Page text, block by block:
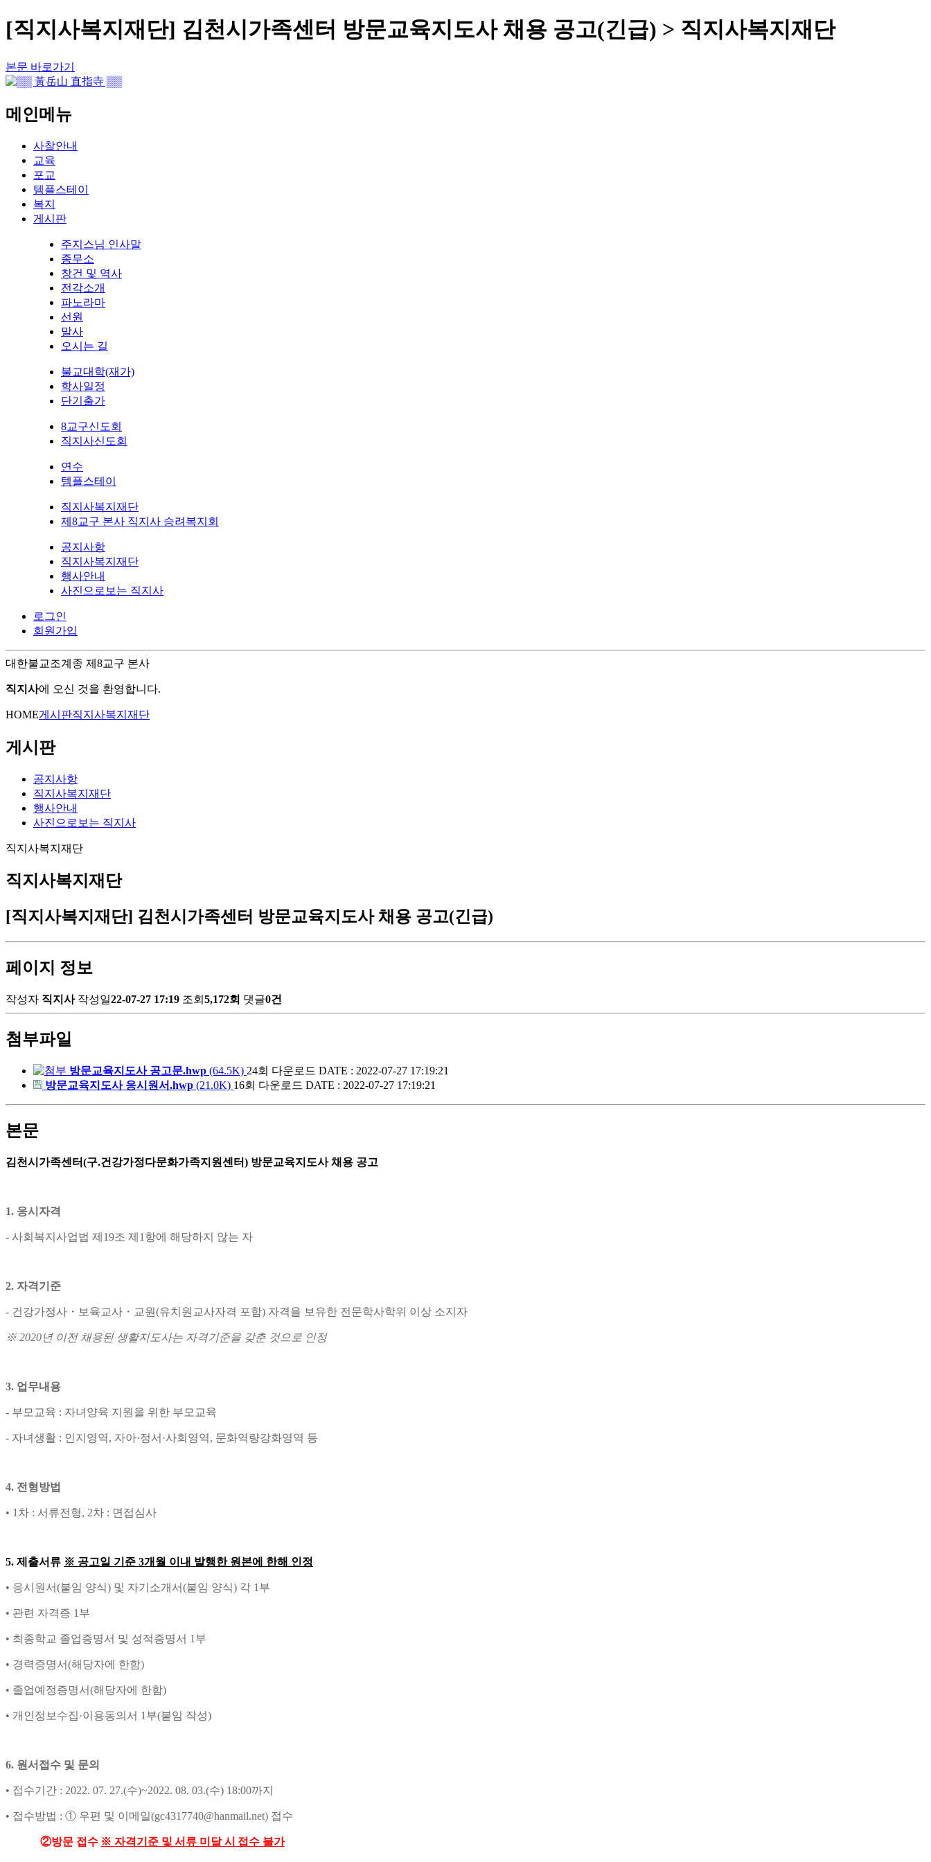
[직지사복지재단] 김천시가족센터 방문교육지도사 채용 공고(긴급) > 직지사복지재단
본문 바로가기
메인메뉴
사찰안내
교육
포교
템플스테이
복지
게시판
주지스님 인사말
종무소
창건 및 역사
전각소개
파노라마
선원
말사
오시는 길
불교대학(재가)
학사일정
단기출가
8교구신도회
직지사신도회
연수
템플스테이
직지사복지재단
제8교구 본사 직지사 승려복지회
공지사항
직지사복지재단
행사안내
사진으로보는 직지사
로그인
회원가입
대한불교조계종 제8교구 본사
직지사에 오신 것을 환영합니다.
HOME게시판직지사복지재단
게시판
공지사항
직지사복지재단
행사안내
사진으로보는 직지사
직지사복지재단
직지사복지재단
[직지사복지재단] 김천시가족센터 방문교육지도사 채용 공고(긴급)
페이지 정보
작성자 직지사 작성일22-07-27 17:19 조회 5,172회 댓글0건
첨부파일
방문교육지도사 공고문.hwp (64.5K) 24회 다운로드 DATE : 2022-07-27 17:19:21
방문교육지도사 응시원서.hwp (21.0K) 16회 다운로드 DATE : 2022-07-27 17:19:21
본문
김천시가족센터(구.건강가정다문화가족지원센터) 방문교육지도사 채용 공고
1. 응시자격
- 사회복지사업법 제 19조 제 1 항에 해당하지 않는 자
2. 자격기준
- 건강가정사 ・ 보육교사 ・ 교원(유치원교사자격 포함) 자격을 보유한 전문학사학위 이상 소지자
※ 2020년 이전 채용된 생활지도사는 자격기준을 갖춘 것으로 인정
3. 업무내용
- 부모교육 : 자녀양육 지원을 위한 부모교육
- 자녀생활 : 인지영역, 자아·정서 ·사회영역, 문화역량강화영역 등
4. 전형방법
• 1 차 : 서류전형, 2차 : 면접심사
5. 제출서류 ※ 공고일 기준 3개월 이내 발행한 원본에 한해 인정
• 응시원서(붙임 양식) 및 자기소개서(붙임 양식) 각 1 부
• 관련 자격증 1 부
• 최종학교 졸업증명서 및 성적증명서 1 부
• 경력증명서(해당자에 한함)
• 졸업예정증명서(해당자에 한함)
• 개인정보수집 ·이용동의서 1 부(붙임 작성)
6. 원서접수 및 문의
• 접수기간 : 2022. 07. 27.(수)~2022. 08. 03.(수) 18:00까지
• 접수방법 : ① 우편 및 이메일(gc4317740@hanmail.net) 접수
②방문 접수 ※자격기준 및 서류 미달 시 접수 불가